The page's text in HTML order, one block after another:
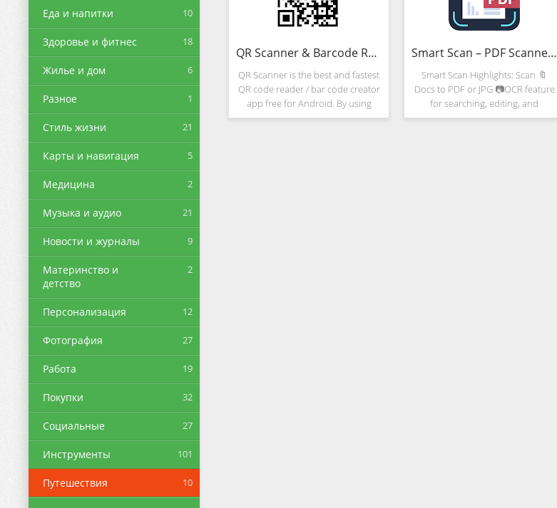
Еда и напитки 10
Здоровье и фитнес 18
Жилье и дом 6
Разное 1
Стиль жизни 21
Карты и навигация 5
Медицина 2
Музыка и аудио 21
Новости и журналы 9
Материнство и
детство
2
Персонализация 12
Фотография 27
Работа 19
Покупки 32
Социальные 27
Инструменты 101
Путешествия 10
QR Scanner & Barcode Reader
QR Scanner is the best and fastest
QR code reader / bar code creator
app free for Android. By using
your phone's camera, this scan
Smart Scan – PDF Scanner, Free files Scanning
Smart Scan Highlights: Scan 🔖
Docs to PDF or JPG 📷OCR feature
for searching, editing, and
exporting📰 Scan in color📊,